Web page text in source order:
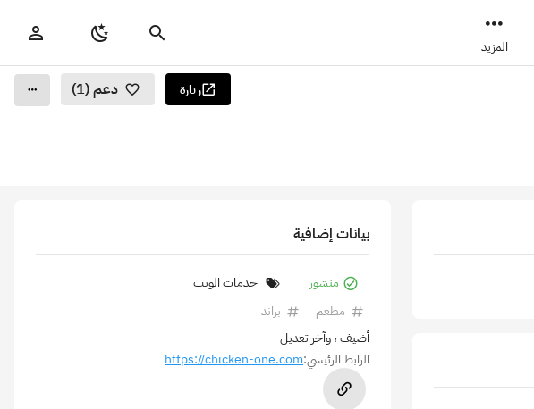
المزيد
زيارة دعم (1)
بيانات إضافية
منشور
خدمات الويب
مطعم
براند
أضيف، وآخر تعديل
الرابط الرئيسي:https://chicken-one.com